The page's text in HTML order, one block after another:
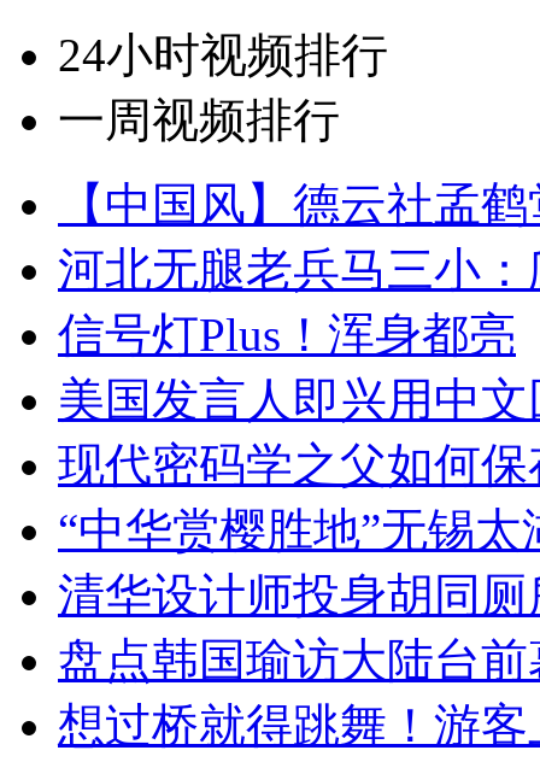
24小时视频排行
一周视频排行
【中国风】德云社孟
河北无腿老兵马三小
信号灯Plus！浑身都亮
美国发言人即兴用中
现代密码学之父如何
“中华赏樱胜地”无锡
清华设计师投身胡同
盘点韩国瑜访大陆台
想过桥就得跳舞！游客